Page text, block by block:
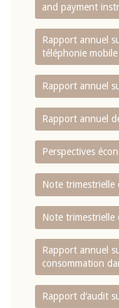
and payment
Rapport annuel
téléphonie mobile
Rapport annuel
Rapport annuel
Perspectives
Note trimestrielle
Note trimestrielle
Rapport annuel
consommation
Rapport d‘audit